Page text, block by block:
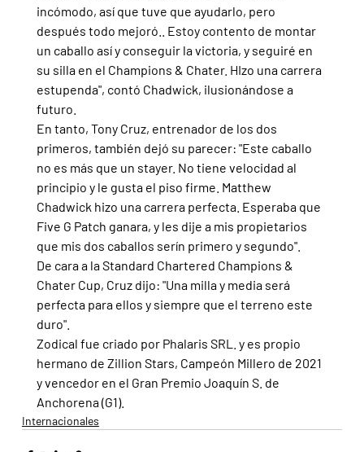
incómodo, así que tuve que ayudarlo, pero
después todo mejoró.. Estoy contento de montar
un caballo así y conseguir la victoria, y seguiré en
su silla en el Champions & Chater. HIzo una carrera
estupenda", contó Chadwick, ilusionándose a
futuro.
En tanto, Tony Cruz, entrenador de los dos
primeros, también dejó su parecer: "Este caballo
no es más que un stayer. No tiene velocidad al
principio y le gusta el piso firme. Matthew
Chadwick hizo una carrera perfecta. Esperaba que
Five G Patch ganara, y les dije a mis propietarios
que mis dos caballos serín primero y segundo".
De cara a la Standard Chartered Champions &
Chater Cup, Cruz dijo: "Una milla y media será
perfecta para ellos y siempre que el terreno este
duro".
Zodical fue criado por Phalaris SRL. y es propio
hermano de Zillion Stars, Campeón Millero de 2021
y vencedor en el Gran Premio Joaquín S. de
Anchorena (G1).
Internacionales